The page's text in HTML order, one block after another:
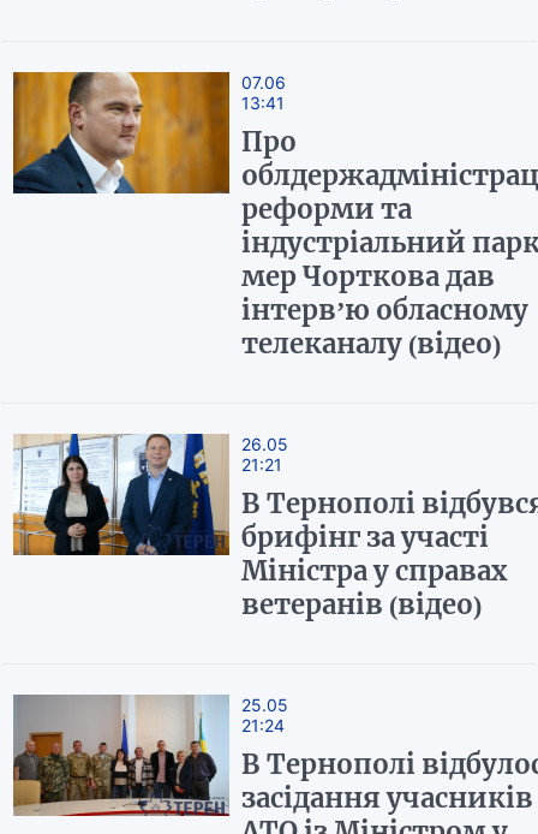
07.06
13:41
Про
реформи та
індустріальний
мер Чорткова дав
інтерв’ю обласному
телеканалу (відео)
26.05
21:21
В Тернополі
брифінг за участі
Міністра у справах
ветеранів (відео)
25.05
21:24
В Тернополі
засідання учасників